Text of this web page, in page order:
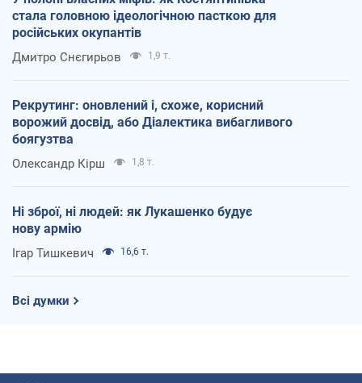
стала головною ідеологічною пасткою для
російських окупантів
Дмитро Снєгирьов 1,9 т.
Рекрутинг: оновлений і, схоже, корисний
ворожий досвід, або Діалектика вибагливого
боягузтва
Олександр Кірш 1,8 т.
Ні зброї, ні людей: як Лукашенко будує
нову армію
Ігар Тишкевич 16,6 т.
Всі думки